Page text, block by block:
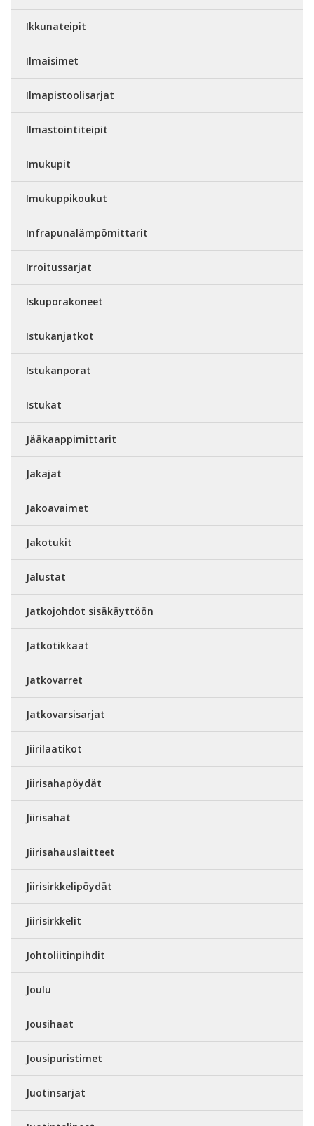
Ikkunateipit
Ilmaisimet
Ilmapistoolisarjat
Ilmastointiteipit
Imukupit
Imukuppikoukut
Infrapunalämpömittarit
Irroitussarjat
Iskuporakoneet
Istukanjatkot
Istukanporat
Istukat
Jääkaappimittarit
Jakajat
Jakoavaimet
Jakotukit
Jalustat
Jatkojohdot sisäkäyttöön
Jatkotikkaat
Jatkovarret
Jatkovarsisarjat
Jiirilaatikot
Jiirisahapöydät
Jiirisahat
Jiirisahauslaitteet
Jiirisirkkelipöydät
Jiirisirkkelit
Johtoliitinpihdit
Joulu
Jousihaat
Jousipuristimet
Juotinsarjat